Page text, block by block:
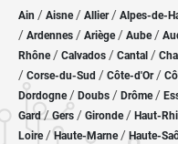
Ain / Aisne/ Allier/ Alpes-de-
/ Ardennes / Ariège/ Aube/
Rhône/ Calvados / Cantal /
/ Corse-du-Sud / Côte-d'Or /
Dordogne/ Doubs / Drôme/
Gard/Gers / Gironde/ Haut-
Loire/Haute-Marne/ Haute-